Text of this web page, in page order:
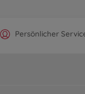
Offizieller Hersteller
Persönlicher
Versandkostenfrei ab
Schnelle Lieferung